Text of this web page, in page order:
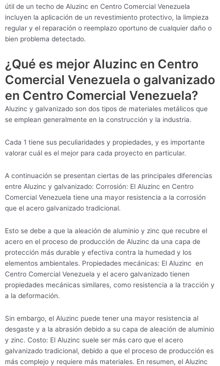
útil de un techo de Aluzinc en Centro Comercial Venezuela
incluyen la aplicación de un revestimiento protectivo, la limpieza
regular y el reparación o reemplazo oportuno de cualquier daño o
bien problema detectado.
¿Qué es mejor Aluzinc en Centro
Comercial Venezuela o galvanizado
en Centro Comercial Venezuela?
Aluzinc y galvanizado son dos tipos de materiales metálicos que
se emplean generalmente en la construcción y la industria.
Cada 1 tiene sus peculiaridades y propiedades, y es importante
valorar cuál es el mejor para cada proyecto en particular.
A continuación se presentan ciertas de las principales diferencias
entre Aluzinc y galvanizado: Corrosión: El Aluzinc en Centro
Comercial Venezuela tiene una mayor resistencia a la corrosión
que el acero galvanizado tradicional.
Esto se debe a que la aleación de aluminio y zinc que recubre el
acero en el proceso de producción de Aluzinc da una capa de
protección más durable y efectiva contra la humedad y los
elementos ambientales. Propiedades mecánicas: El Aluzinc en
Centro Comercial Venezuela y el acero galvanizado tienen
propiedades mecánicas similares, como resistencia a la tracción y
a la deformación.
Sin embargo, el Aluzinc puede tener una mayor resistencia al
desgaste y a la abrasión debido a su capa de aleación de aluminio
y zinc. Costo: El Aluzinc suele ser más caro que el acero
galvanizado tradicional, debido a que el proceso de producción es
más complejo y requiere más materiales. En resumen, el Aluzinc